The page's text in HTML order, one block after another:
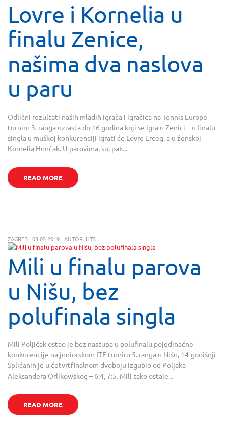
Lovre i Kornelia u
finalu Zenice,
našima dva naslova
u paru
Odlični rezultati naših mladih igrača i igračica na Tennis Europe
turniru 3. ranga uzrasta do 16 godina koji se igra u Zenici – u finalu
singla u muškoj konkurenciji igrati će Lovre Erceg, a u ženskoj
Kornelia Hunčak. U parovima, su, pak...
READ MORE
ZAGREB | 03.05.2019 | AUTOR: HTS
Mili u finalu parova
u Nišu, bez
polufinala singla
Mili Poljičak ostao je bez nastupa u polufinalu pojedinačne
konkurencije na juniorskom ITF turniru 5. ranga u Nišu, 14-godišnji
Splićanin je u četvrtfinalnom dvoboju izgubio od Poljaka
Aleksandera Orlikowskog – 6:4, 7:5. Mili tako ostaje...
READ MORE